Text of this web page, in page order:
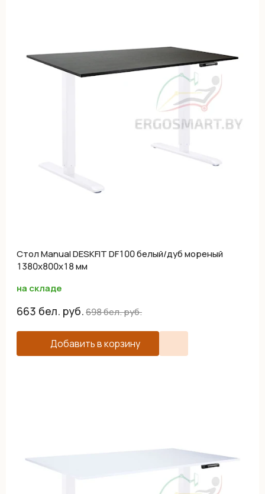
Cтол Manual DESKFIT DF100 белый/дуб мореный
1380х800х18 мм
на складе
663 бел. руб.698бел. руб.
Добавить в корзину